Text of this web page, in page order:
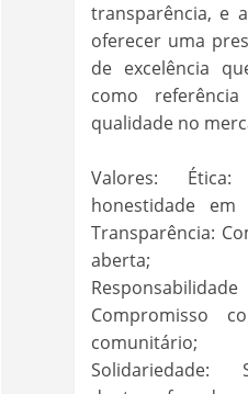
transparência, e
oferecer uma
de excelência
como
qualidade no
Valores:
honestidade
Transparência:
aberta;
Compromisso
comunitário;
Solidariedade: